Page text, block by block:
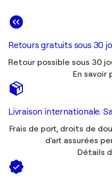
Retours gratuits sous 30
Retour possible sous 30
En savoir
Livraison internationale.
Frais de port, droits de
d'art assurées
Détails